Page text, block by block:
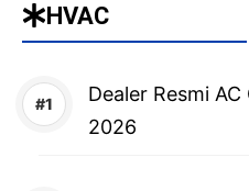
HVAC
Dealer Resmi
2026